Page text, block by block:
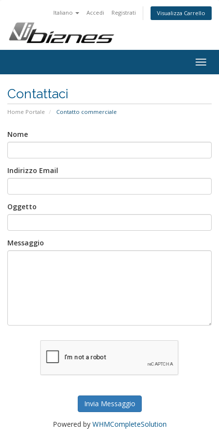
Italiano Accedi Registrati Visualizza Carrello
Contattaci
Home Portale Contatto commerciale
Nome
Indirizzo Email
Oggetto
Messaggio
Invia Messaggio
Powered by WHMCompleteSolution